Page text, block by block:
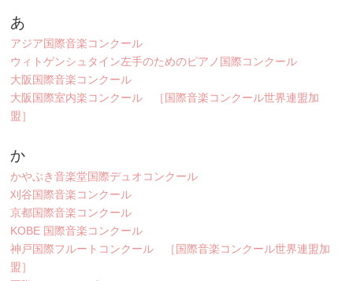
あ
アジア国際音楽コンクール
ウィトゲンシュタイン左手のためのピアノ国際コンクール
大阪国際音楽コンクール
大阪国際室内楽コンクール ［国際音楽コンクール世界連盟加
盟］
か
かやぶき音楽堂国際デュオコンクール
刈谷国際音楽コンクール
京都国際音楽コンクール
KOBE 国際音楽コンクール
神戸国際フルートコンクール ［国際音楽コンクール世界連盟加
盟］